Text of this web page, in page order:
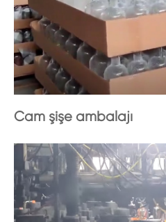
Cam şişe ambalajı